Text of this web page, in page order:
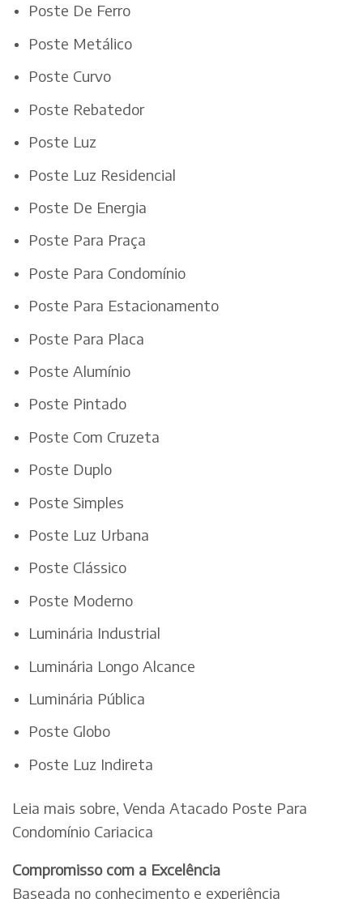
Poste De Ferro
Poste Metálico
Poste Curvo
Poste Rebatedor
Poste Luz
Poste Luz Residencial
Poste De Energia
Poste Para Praça
Poste Para Condomínio
Poste Para Estacionamento
Poste Para Placa
Poste Alumínio
Poste Pintado
Poste Com Cruzeta
Poste Duplo
Poste Simples
Poste Luz Urbana
Poste Clássico
Poste Moderno
Luminária Industrial
Luminária Longo Alcance
Luminária Pública
Poste Globo
Poste Luz Indireta
Leia mais sobre, Venda Atacado Poste Para
Condomínio Cariacica
Compromisso com a Excelência
Baseada no conhecimento e experiência